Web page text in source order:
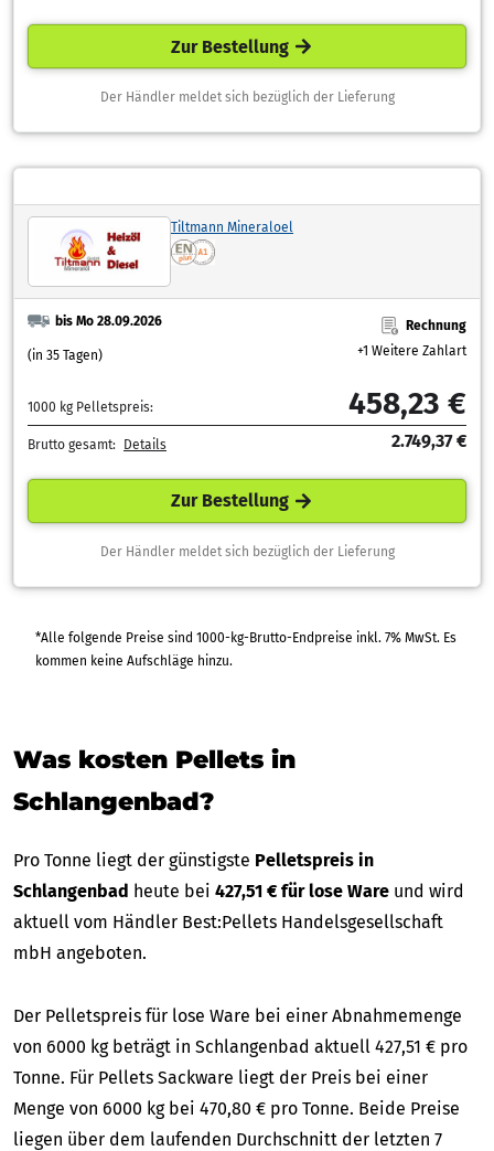
Zur Bestellung
Der Händler meldet sich bezüglich der Lieferung
Tiltmann Mineraloel
bis Mo 28.09.2026
(in 35 Tagen)
Rechnung
+1 Weitere Zahlart
1000 kg Pelletspreis: 458,23 €
Brutto gesamt: Details 2.749,37 €
Zur Bestellung
Der Händler meldet sich bezüglich der Lieferung
*Alle folgende Preise sind 1000-kg-Brutto-Endpreise inkl. 7% MwSt. Es
kommen keine Aufschläge hinzu.
Was kosten Pellets in
Schlangenbad?
Pro Tonne liegt der günstigste Pelletspreis in
Schlangenbad heute bei 427,51 € für lose Ware und wird
aktuell vom Händler Best:Pellets Handelsgesellschaft
mbH angeboten.
Der Pelletspreis für lose Ware bei einer Abnahmemenge
von 6000 kg beträgt in Schlangenbad aktuell 427,51 € pro
Tonne. Für Pellets Sackware liegt der Preis bei einer
Menge von 6000 kg bei 470,80 € pro Tonne. Beide Preise
liegen über dem laufenden Durchschnitt der letzten 7